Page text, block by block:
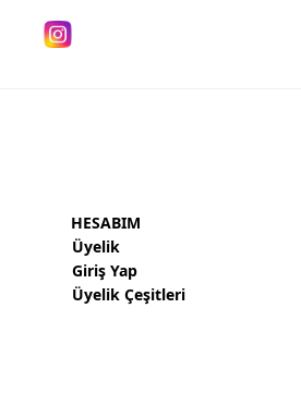
HESABIM
Üyelik
Giriş Yap
Üyelik Çeşitleri